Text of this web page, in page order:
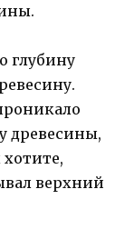
глубину
древесины,
верхний